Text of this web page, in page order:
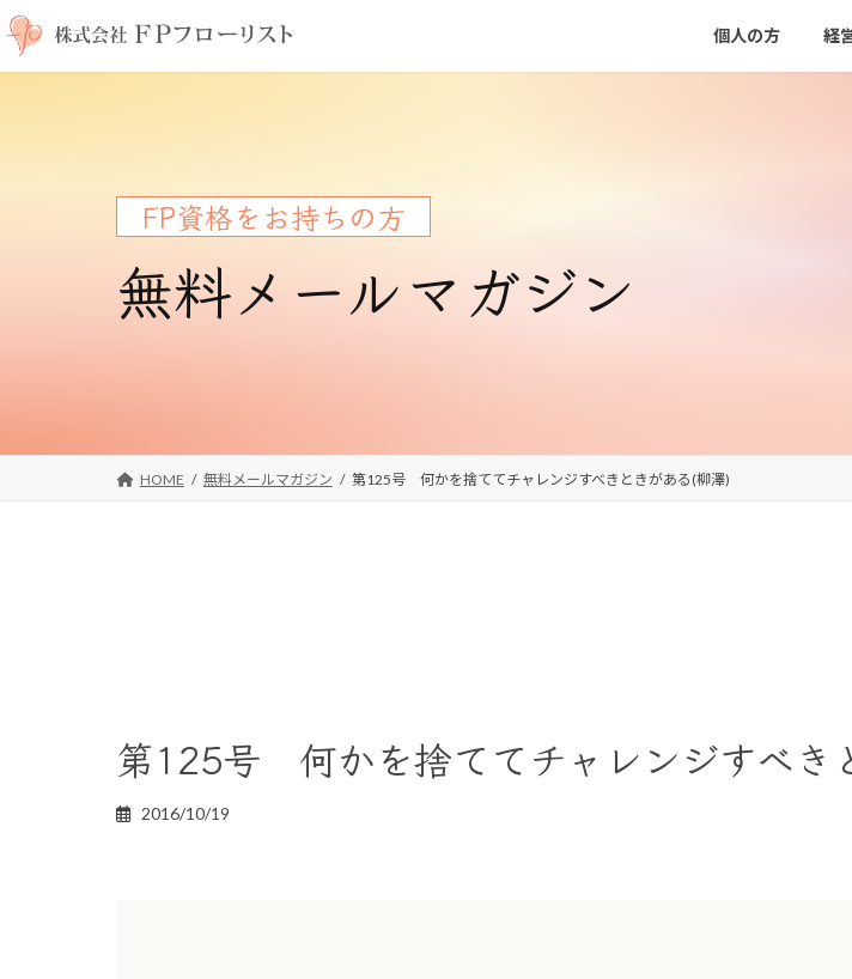
コ
ン
テ
ナ
ビ
ゲ
個人の方 経
FP資格をお持ちの方
無料メールマガジン
HOME 無料メールマガジン 第125号 何かを捨ててチャレンジすべきときがある(柳澤)
第125号 何かを捨ててチャレンジすべき
2016/10/19